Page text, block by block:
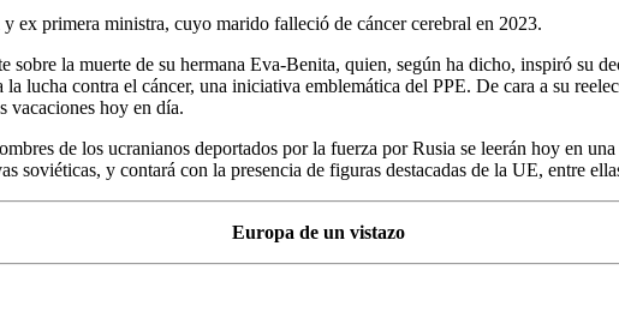
ex primera ministra, cuyo marido falleció de cáncer cerebral en 2023.
la muerte de su hermana Eva-Benita, quien, según ha dicho, inspiró su
lucha contra el cáncer, una iniciativa emblemática del PPE. De cara a su
vacaciones hoy en día.
de los ucranianos deportados por la fuerza por Rusia se leerán hoy en
soviéticas, y contará con la presencia de figuras destacadas de la UE, entre
Europa de un vistazo